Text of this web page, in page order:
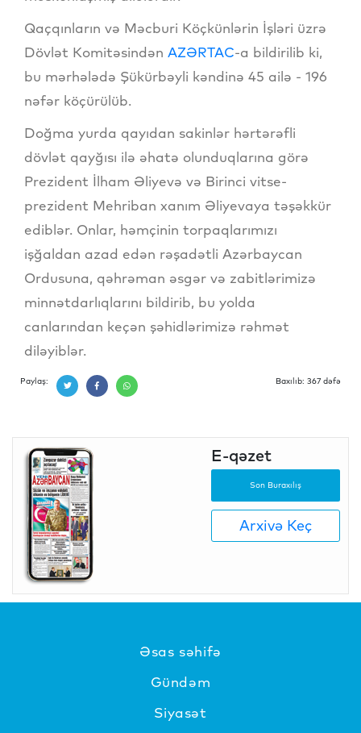
Qaçqınların və Məcburi Köçkünlərin İşləri üzrə
Dövlət Komitəsindən AZƏRTAC-a bildirilib ki,
bu mərhələdə Şükürbəyli kəndinə 45 ailə - 196
nəfər köçürülüb.
Doğma yurda qayıdan sakinlər hərtərəfli
dövlət qayğısı ilə əhatə olunduqlarına görə
Prezident İlham Əliyevə və Birinci vitse-
prezident Mehriban xanım Əliyevaya təşəkkür
ediblər. Onlar, həmçinin torpaqlarımızı
işğaldan azad edən rəşadətli Azərbaycan
Ordusuna, qəhrəman əsgər və zabitlərimizə
minnətdarlıqlarını bildirib, bu yolda
canlarından keçən şəhidlərimizə rəhmət
diləyiblər.
Paylaş: Baxılıb: 367 dəfə
E-qəzet
Son Buraxılış
Arxivə Keç
Əsas səhifə
Gündəm
Siyasət